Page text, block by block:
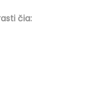
čia: